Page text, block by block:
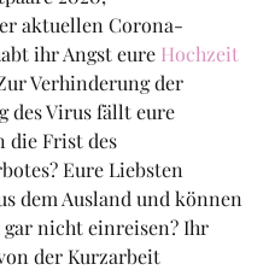
aktuellen Corona-
ihr Angst eure Hochzeit
Verhinderung der
des Virus fällt eure
die Frist des
Eure Liebsten
dem Ausland und können
nicht einreisen? Ihr
der Kurzarbeit